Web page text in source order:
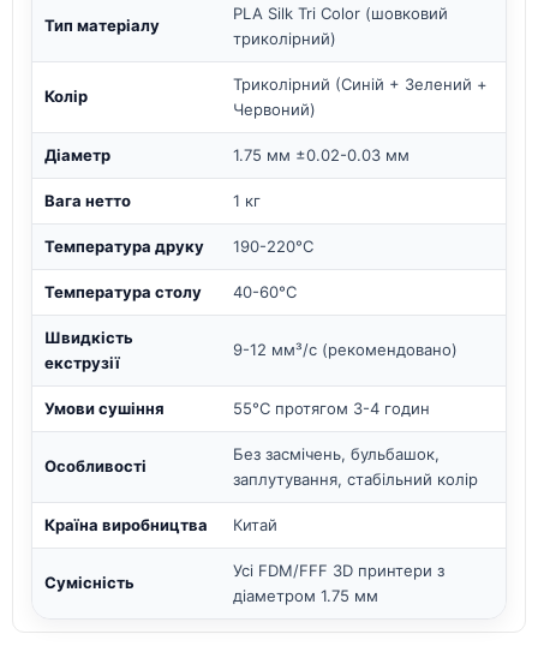
Тип матеріалу
PLA Silk Tri Color (шовковий
триколірний)
Колір
Триколірний (Синій + Зелений +
Червоний)
Діаметр 1.75 мм ±0.02-0.03 мм
Вага нетто 1 кг
Температура друку 190-220°C
Температура столу 40-60°C
Швидкість
екструзії
9-12 мм³/с (рекомендовано)
Умови сушіння 55°C протягом 3-4 годин
Особливості
Без засмічень, бульбашок,
заплутування, стабільний колір
Країна виробництва Китай
Сумісність
Усі FDM/FFF 3D принтери з
діаметром 1.75 мм